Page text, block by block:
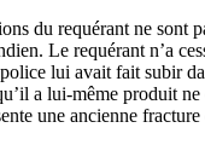
du requérant ne sont
Le requérant n’a
lui avait fait subir
a lui‑même produit
une ancienne fracture